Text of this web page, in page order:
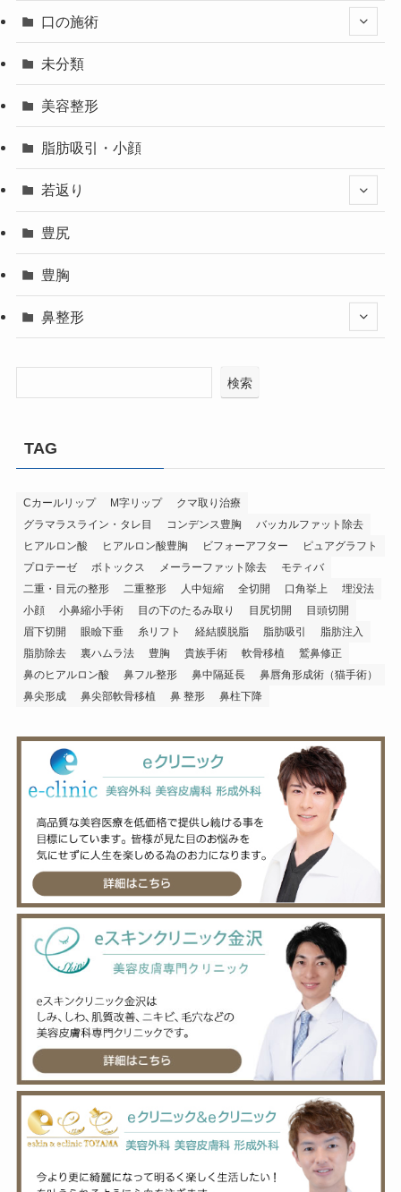
口の施術
未分類
美容整形
脂肪吸引・小顔
若返り
豊尻
豊胸
鼻整形
検索
TAG
Cカールリップ M字リップ
クマ取り治療
グラマラスライン・タレ目
コンデンス豊胸
バッカルファット除去
ヒアルロン酸
ヒアルロン酸豊胸 ビフォーアフター
ピュアグラフト
プロテーゼ
ボトックス メーラーファット除去
モティバ
二重・目元の整形
二重整形 人中短縮 全切開 口角挙上
埋没法
小顔
小鼻縮小手術 目の下のたるみ取り 目尻切開
目頭切開
眉下切開
眼瞼下垂 糸リフト 経結膜脱脂 脂肪吸引
脂肪注入
脂肪除去
裏ハムラ法 豊胸 貴族手術 軟骨移植
鷲鼻修正
鼻のヒアルロン酸
鼻フル整形 鼻中隔延長
鼻唇角形成術（猫手術）
鼻尖形成
鼻尖部軟骨移植 鼻 整形 鼻柱下降